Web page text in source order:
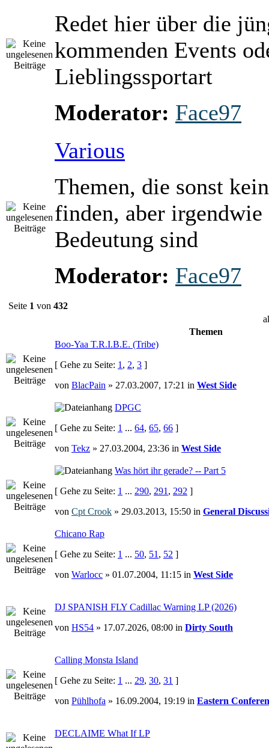
Redet hier über die
kommenden Events
Lieblingssportart
Moderator: Face97
Various
Themen, die sonst
finden, aber irgendwie
Bedeutung sind
Moderator: Face97
Seite 1 von 432
Themen
Boo-Yaa T.R.I.B.E. (Tribe)
[ Gehe zu Seite: 1 , 2, 3 ]
von BlacPain » 27.03.2007, 17:21 in West Side
DPGC
[ Gehe zu Seite: 1 ... 64, 65, 66 ]
von Tekz » 27.03.2004, 23:36 in West Side
Was hört ihr gerade? -- Part 5
[ Gehe zu Seite: 1 ... 290, 291 , 292 ]
von Cpt Crook » 29.03.2013, 15:50 in General
Chicano Rap
[ Gehe zu Seite: 1 ... 50, 51 , 52 ]
von Warlocc » 01.07.2004, 11:15 in West Side
DJ SPANISH FLY Cadillac Warning LP (2026)
von HS54 » 17.07.2026, 08:00 in Dirty South
Calling Monsta Island
[ Gehe zu Seite: 1 ... 29, 30, 31 ]
von Pühlhofa » 16.09.2004, 19:19 in Eastern
DECLAIME What If LP